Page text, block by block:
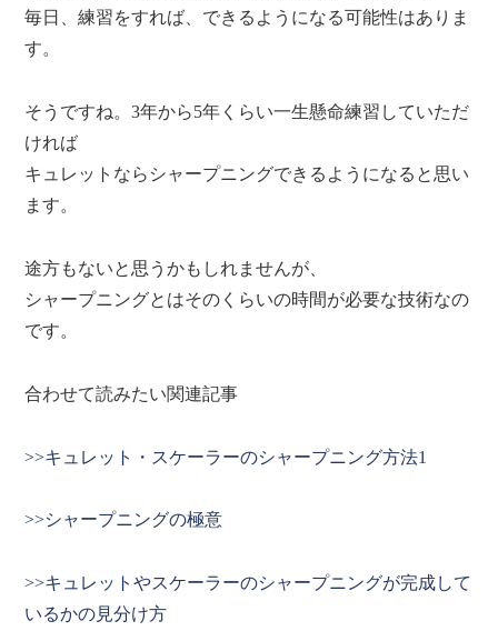
毎日、練習をすれば、できるようになる可能性はありま
す。
そうですね。3年から5年くらい一生懸命練習していただ
ければ
キュレットならシャープニングできるようになると思い
ます。
途方もないと思うかもしれませんが、
シャープニングとはそのくらいの時間が必要な技術なの
です。
合わせて読みたい関連記事
>>キュレット・スケーラーのシャープニング方法1
>>シャープニングの極意
>>キュレットやスケーラーのシャープニングが完成して
いるかの見分け方